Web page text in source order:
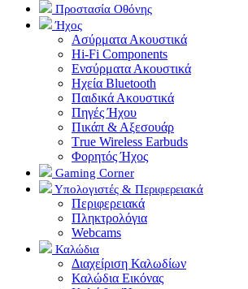
Προστασία Οθόνης
Ήχος
Ασύρματα Ακουστικά
Hi-Fi Components
Ενσύρματα Ακουστικά
Ηχεία Bluetooth
Παιδικά Ακουστικά
Πηγές Ήχου
Πικάπ & Αξεσουάρ
Τrue Wireless Earbuds
Φορητός Ήχος
Gaming Corner
Υπολογιστές & Περιφερειακά
Περιφερειακά
Πληκτρολόγια
Webcams
Καλώδια
Διαχείριση Καλωδίων
Καλώδια Εικόνας